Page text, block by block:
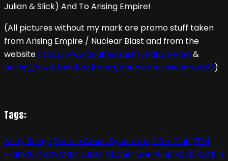
Julian & Slick) And To Arising Empire!
(All pictures without my mark are promo stuff taken
from Arising Empire / Nuclear Blast and from the
website http://www.doublecrushsyndrome.de/&
https://www.facebook.com/doublecrushsyndrome/)
Tags:
Andy Brings Double Crush Syndrome Elfer Club FFM
Frankfurt am MainJulian Fischer Live Punk Rock Rock´n